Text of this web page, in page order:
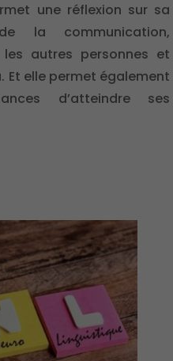
une réflexion sur sa
la communication,
autres personnes et
Et elle permet également
d’atteindre ses